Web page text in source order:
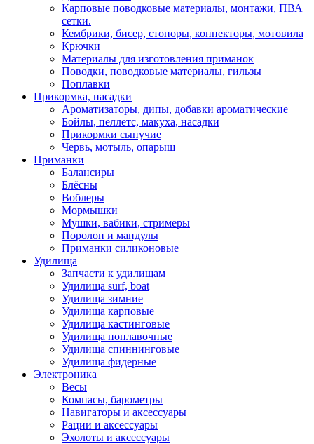
Карповые поводковые материалы, монтажи, ПВА
сетки.
Кембрики, бисер, стопоры, коннекторы, мотовила
Крючки
Материалы для изготовления приманок
Поводки, поводковые материалы, гильзы
Поплавки
Прикормка, насадки
Ароматизаторы, дипы, добавки ароматические
Бойлы, пеллетс, макуха, насадки
Прикормки сыпучие
Червь, мотыль, опарыш
Приманки
Балансиры
Блёсны
Воблеры
Мормышки
Мушки, вабики, стримеры
Поролон и мандулы
Приманки силиконовые
Удилища
Запчасти к удилищам
Удилища surf, boat
Удилища зимние
Удилища карповые
Удилища кастинговые
Удилища поплавочные
Удилища спиннинговые
Удилища фидерные
Электроника
Весы
Компасы, барометры
Навигаторы и аксессуары
Рации и аксессуары
Эхолоты и аксессуары